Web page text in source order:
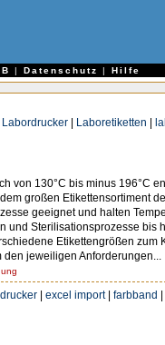
| Datenschutz | Hilfe
Labordrucker | Laboretiketten |
von 130°C bis minus 196°C
großen Etikettensortiment
geeignet und halten
Sterilisationsprozesse bis
Etikettengrößen zum
jeweiligen Anforderungen...
| excel import| farbband |